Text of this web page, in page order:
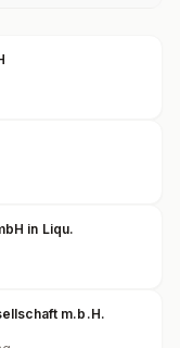
in Liqu.
m.b.H.